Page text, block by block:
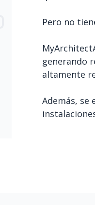
Pero no
generando
altamente
Además, se